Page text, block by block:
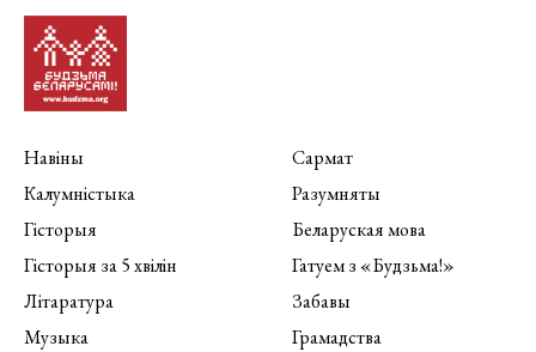
Навіны
Калумністыка
Гісторыя
Гісторыя за 5 хвілін
Літаратура
Музыка
Сармат
Разумняты
Беларуская мова
Гатуем з «Будзьма!»
Забавы
Грамадства